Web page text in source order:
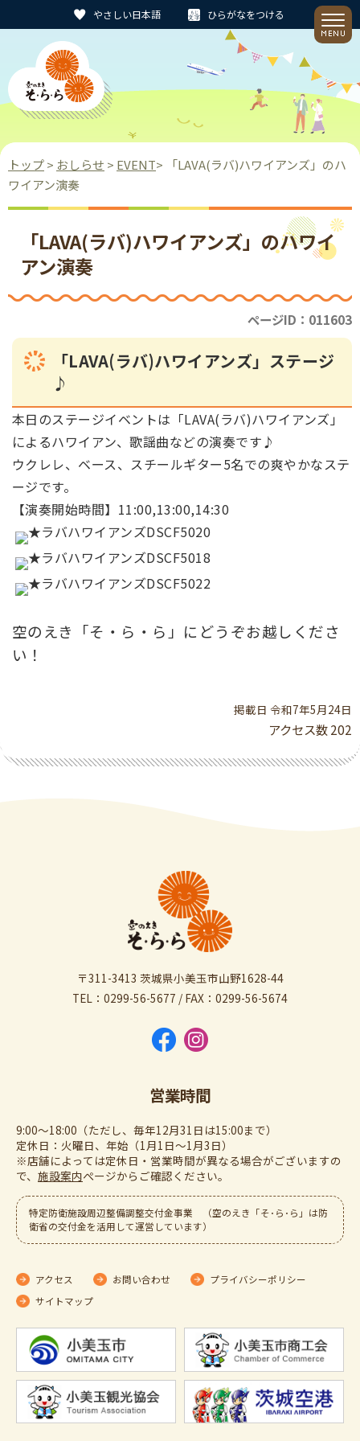
やさしい日本語 ひらがなをつける
トップ> おしらせ > EVENT> 「LAVA(ラバ)ハワイアンズ」のハ
ワイアン演奏
「LAVA(ラバ)ハワイアンズ」のハワイ
アン演奏
ページID：011603
「LAVA(ラバ)ハワイアンズ」ステージ
♪
本日のステージイベントは「LAVA(ラバ)ハワイアンズ」
によるハワイアン、歌謡曲などの演奏です♪
ウクレレ、ベース、スチールギター5名での爽やかなステ
ージです。
【演奏開始時間】11:00,13:00,14:30
空のえき「そ・ら・ら」にどうぞお越しくださ
い！
掲載日 令和7年5月24日
アクセス数202
〒311-3413 茨城県小美玉市山野1628-44
TEL：0299-56-5677 / FAX：0299-56-5674
営業時間
9:00～18:00（ただし、毎年12月31日は15:00まで）
定休日：火曜日、年始（1月1日～1月3日）
※店舗によっては定休日・営業時間が異なる場合がございますの
で、 施設案内ぺージからご確認ください。
特定防衛施設周辺整備調整交付金事業 （空のえき「そ･ら･ら」は防
衛省の交付金を活用して運営しています）
アクセス お問い合わせ
プライバシーポリシー
サイトマップ